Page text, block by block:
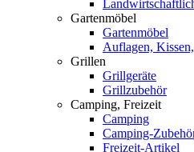
Gartenmöbel
Gartenmöbel
Auflagen,
Grillen
Grillgeräte
Grillzubehör
Camping, Freizeit
Camping
Camping-
Freizeit-Artikel